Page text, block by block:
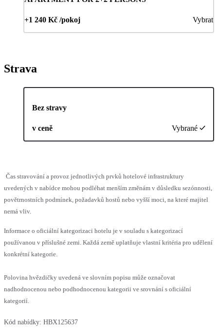
+1 240 Kč /pokoj Vybrat
Strava
Bez stravy
v ceně Vybrané
Čas stravování a provoz jednotlivých prvků hotelové infrastruktury
uvedených v nabídce mohou podléhat menším změnám v důsledku sezónnosti,
povětrnostních podmínek, požadavků hostů nebo vyšší moci, na které majitel
nemá vliv.
Informace o oficiální kategorizaci hotelu je v souladu s kategorizací
používanou v příslušné zemi. Každá země uplatňuje vlastní kritéria pro udělení
konkrétní kategorie.
Polovina hvězdičky uvedená ve slovním popisu může označovat
nadhodnocenou nebo podhodnocenou kategorii ve srovnání s oficiální
kategorií.
Kód nabídky: HBX125637